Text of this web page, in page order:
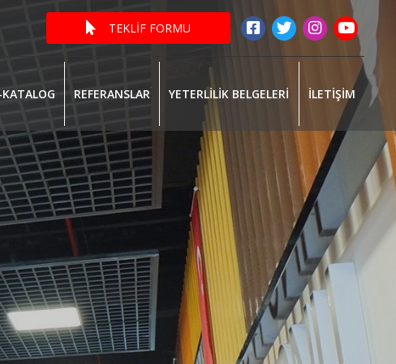
TEKLİF FORMU
KATALOG REFERANSLAR YETERLİLİK BELGELERİ İLETİŞİM